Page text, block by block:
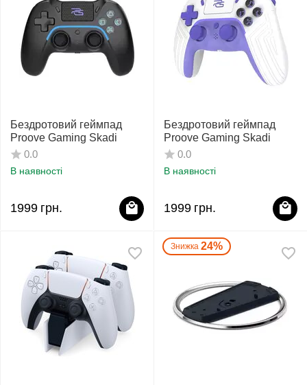
Бездротовий геймпад
Proove Gaming Skadi
0.0
В наявності
1999 грн.
Бездротовий геймпад
Proove Gaming Skadi
0.0
В наявності
1999 грн.
Знижка 24%